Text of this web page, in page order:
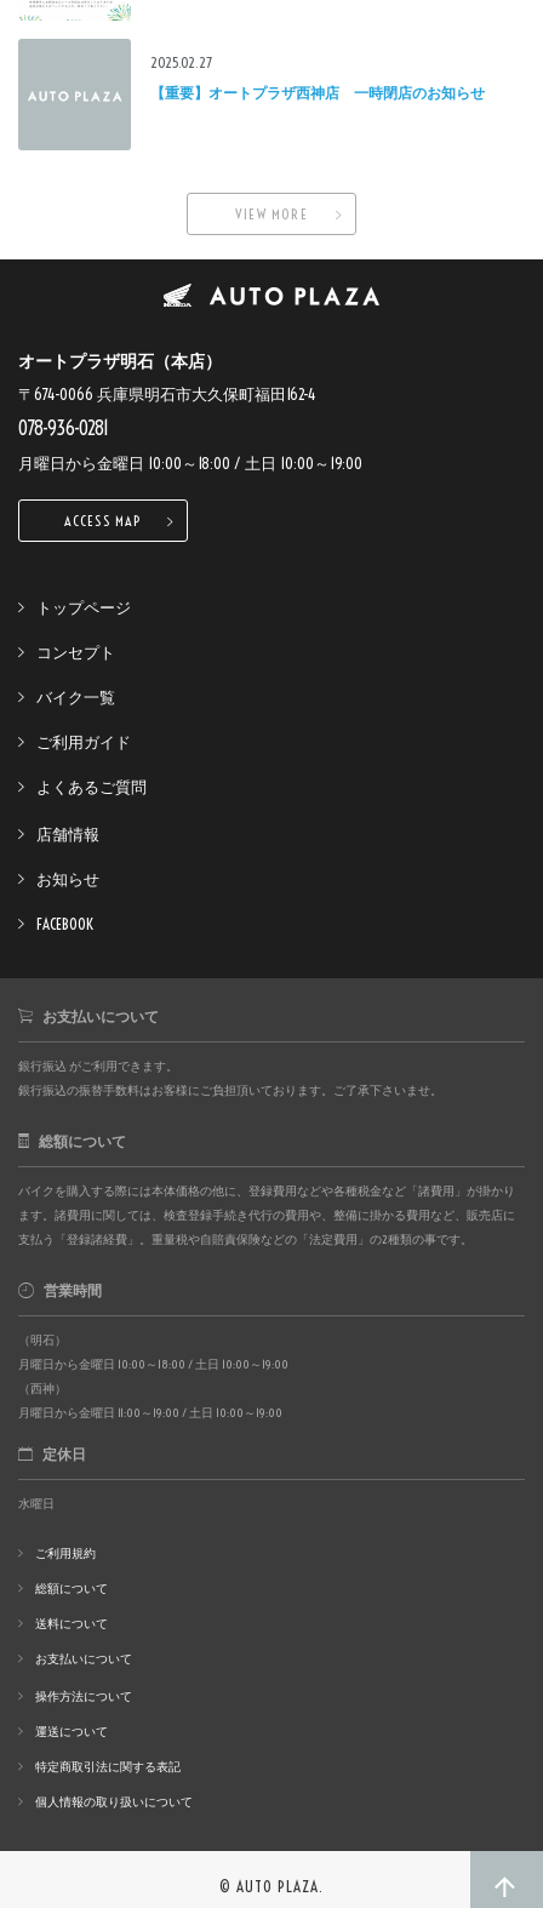
2025.02.27
【重要】オートプラザ西神店 一時閉店のお知らせ
VIEW MORE
オートプラザ明石（本店）
〒674-0066 兵庫県明石市大久保町福田162-4
078-936-0281
月曜日から金曜日 10:00～18:00 / 土日 10:00～19:00
ACCESS MAP
トップページ
コンセプト
バイク一覧
ご利用ガイド
よくあるご質問
店舗情報
お知らせ
FACEBOOK
お支払いについて
銀行振込 がご利用できます。
銀行振込の振替手数料はお客様にご負担頂いております。ご了承下さいませ。
総額について
バイクを購入する際には本体価格の他に、登録費用などや各種税金など「諸費用」が掛かり
ます。諸費用に関しては、検査登録手続き代行の費用や、整備に掛かる費用など、販売店に
支払う「登録諸経費」。重量税や自賠責保険などの「法定費用」の2種類の事です。
営業時間
（明石）
月曜日から金曜日 10:00～18:00 / 土日 10:00～19:00
（西神）
月曜日から金曜日 11:00～19:00 / 土日 10:00～19:00
定休日
水曜日
ご利用規約
総額について
送料について
お支払いについて
操作方法について
運送について
特定商取引法に関する表記
個人情報の取り扱いについて
© AUTO PLAZA.